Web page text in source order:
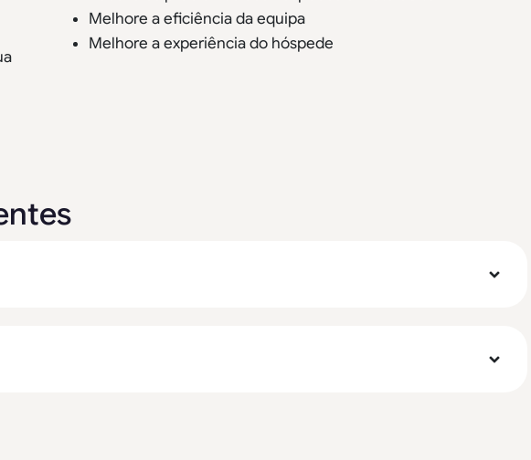
Melhore a eficiência da equipa
Melhore a experiência do hóspede